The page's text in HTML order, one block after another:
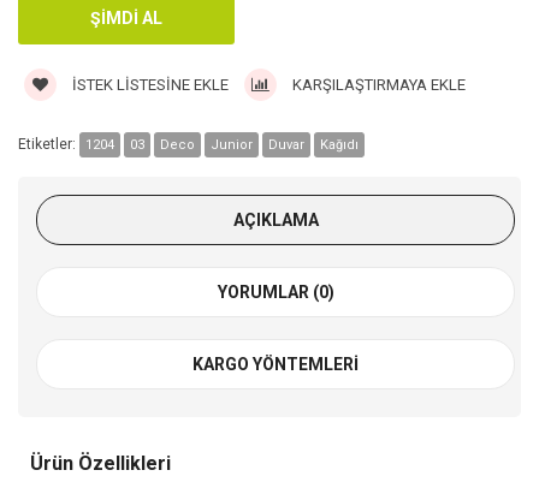
İSTEK LISTESINE EKLE KARŞILAŞTIRMAYA EKLE
Etiketler: 1204 03 Deco Junior Duvar Kağıdı
AÇIKLAMA
YORUMLAR (0)
KARGO YÖNTEMLERI
Ürün Özellikleri